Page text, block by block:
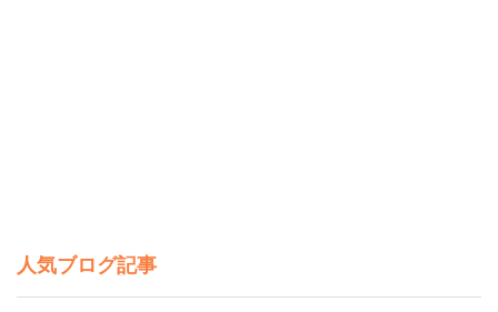
人気ブログ記事